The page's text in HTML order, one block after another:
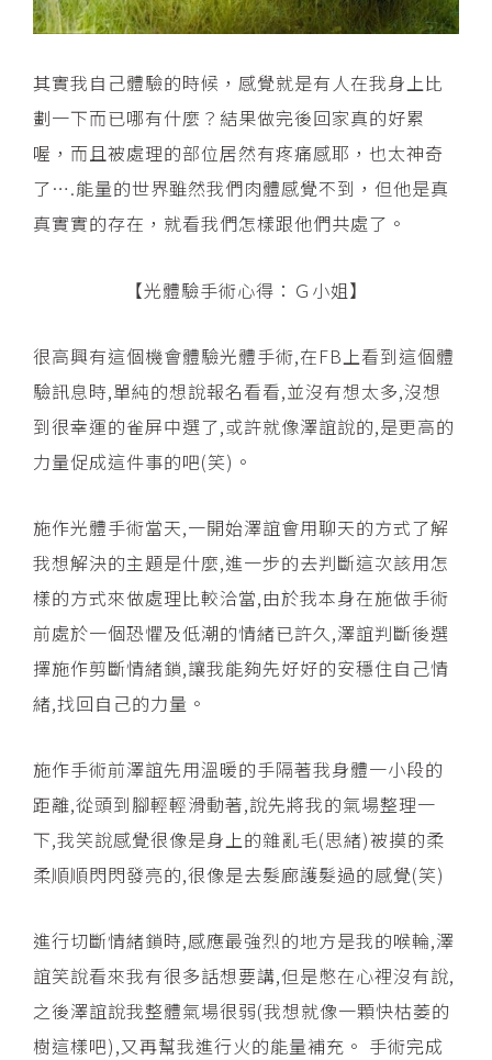
其實我自己體驗的時候，感覺就是有人在我身上比
劃一下而已哪有什麼？結果做完後回家真的好累
喔，而且被處理的部位居然有疼痛感耶，也太神奇
了….能量的世界雖然我們肉體感覺不到，但他是真
真實實的存在，就看我們怎樣跟他們共處了。
【光體驗手術心得：Ｇ小姐】
很高興有這個機會體驗光體手術,在FB上看到這個體
驗訊息時,單純的想說報名看看,並沒有想太多,沒想
到很幸運的雀屏中選了,或許就像澤誼說的,是更高的
力量促成這件事的吧(笑)。
施作光體手術當天,一開始澤誼會用聊天的方式了解
我想解決的主題是什麼,進一步的去判斷這次該用怎
樣的方式來做處理比較洽當,由於我本身在施做手術
前處於一個恐懼及低潮的情緒已許久,澤誼判斷後選
擇施作剪斷情緒鎖,讓我能夠先好好的安穩住自己情
緒,找回自己的力量。
施作手術前澤誼先用溫暖的手隔著我身體一小段的
距離,從頭到腳輕輕滑動著,說先將我的氣場整理一
下,我笑說感覺很像是身上的雜亂毛(思緒)被摸的柔
柔順順閃閃發亮的,很像是去髮廊護髮過的感覺(笑)
進行切斷情緒鎖時,感應最強烈的地方是我的喉輪,澤
誼笑說看來我有很多話想要講,但是憋在心裡沒有說,
之後澤誼說我整體氣場很弱(我想就像一顆快枯萎的
樹這樣吧),又再幫我進行火的能量補充。 手術完成